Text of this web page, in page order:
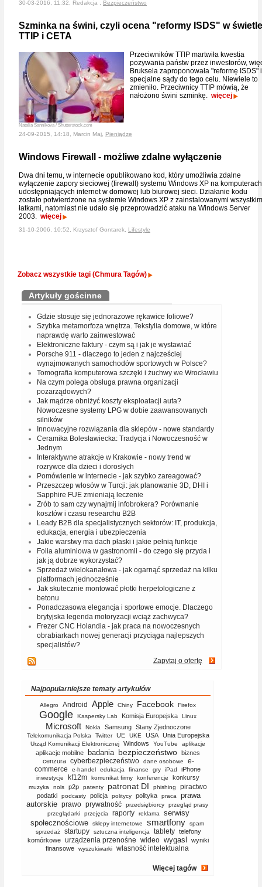
30-03-2016, 11:32, Redakcja , Bezpieczeństwo
Szminka na świni, czyli ocena "reformy ISDS" w świetle
TTIP i CETA
Natalia Sannikova / Shutterstock.com
Przeciwników TTIP martwiła kwestia
pozywania państw przez inwestorów,
Bruksela zaproponowała "reformę ISDS" i
specjalne sądy do tego celu. Niewiele to
zmieniło. Przeciwnicy TTIP mówią, że
nałożono świni szminkę. więcej
24-09-2015, 14:18, Marcin Maj, Pieniądze
Windows Firewall - możliwe zdalne wyłączenie
Dwa dni temu, w internecie opublikowano kod, który umożliwia zdalne
wyłączenie zapory sieciowej (firewall) systemu Windows XP na komputerach
udostępniających internet w domowej lub biurowej sieci. Działanie kodu
zostało potwierdzone na systemie Windows XP z zainstalowanymi
łatkami, natomiast nie udało się przeprowadzić ataku na Windows Server
2003. więcej
31-10-2006, 10:52, Krzysztof Gontarek, Lifestyle
Zobacz wszystkie tagi (Chmura Tagów)
Artykuły gościnne
Gdzie stosuje się jednorazowe rękawice foliowe?
Szybka metamorfoza wnętrza. Tekstylia domowe, w które
naprawdę warto zainwestować
Elektroniczne faktury - czym są i jak je wystawiać
Porsche 911 - dlaczego to jeden z najcześciej
wynajmowanych samochodów sportowych w Polsce?
Tomografia komputerowa szczęki i żuchwy we Wrocławiu
Na czym polega obsługa prawna organizacji
pozarządowych?
Jak mądrze obniżyć koszty eksploatacji auta?
Nowoczesne systemy LPG w dobie zaawansowanych
silników
Innowacyjne rozwiązania dla sklepów - nowe standardy
Ceramika Bolesławiecka: Tradycja i Nowoczesność w
Jednym
Interaktywne atrakcje w Krakowie - nowy trend w
rozrywce dla dzieci i dorosłych
Pomówienie w internecie - jak szybko zareagować?
Przeszczep włosów w Turcji: jak planowanie 3D, DHI i
Sapphire FUE zmieniają leczenie
Zrób to sam czy wynajmij infobrokera? Porównanie
kosztów i czasu researchu B2B
Leady B2B dla specjalistycznych sektorów: IT, produkcja,
edukacja, energia i ubezpieczenia
Jakie warstwy ma dach płaski i jakie pełnią funkcje
Folia aluminiowa w gastronomii - do czego się przyda i
jak ją dobrze wykorzystać?
Sprzedaż wielokanałowa - jak ogarnąć sprzedaż na kilku
platformach jednocześnie
Jak skutecznie montować płotki herpetologiczne z
betonu
Ponadczasowa elegancja i sportowe emocje. Dlaczego
brytyjska legenda motoryzacji wciąż zachwyca?
Frezer CNC Holandia - jak praca na nowoczesnych
obrabiarkach nowej generacji przyciąga najlepszych
specjalistów?
Zapytaj o ofertę
Najpopularniejsze tematy artykułów
Allegro Android Apple Chiny Facebook Firefox
Google Kaspersky Lab Komisja Europejska Linux
Microsoft Nokia Samsung Stany Zjednoczone
Telekomunikacja Polska Twitter UE UKE USA Unia Europejska
Urząd Komunikacji Elektronicznej Windows YouTube aplikacje
aplikacje mobilne badania bezpieczeństwo biznes
cenzura cyberbezpieczeństwo dane osobowe
e-
commerce
e-handel edukacja finanse gry iPad iPhone
inwestycje kf12m komunikat firmy konferencje konkursy
muzyka nols p2p patenty patronat DI phishing piractwo
podatki podcasty policja politycy polityka praca
prawa
autorskie prawo prywatność przedsiębiorcy
przegląd prasy
przeglądarki
przejęcia raporty reklama
serwisy
społecznościowe
sklepy internetowe smartfony
spam
sprzedaż
startupy sztuczna inteligencja tablety telefony
komórkowe
urządzenia przenośne wideo wygasl
wyniki
finansowe
wyszukiwarki własność intelektualna
Więcej tagów